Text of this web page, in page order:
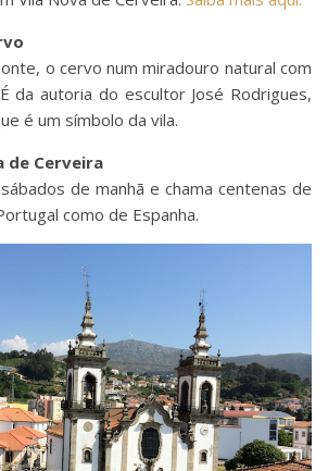
o cervo num miradouro natural com
da autoria do escultor José Rodrigues,
é um símbolo da vila.
de Cerveira
de manhã e chama centenas de
como de Espanha.